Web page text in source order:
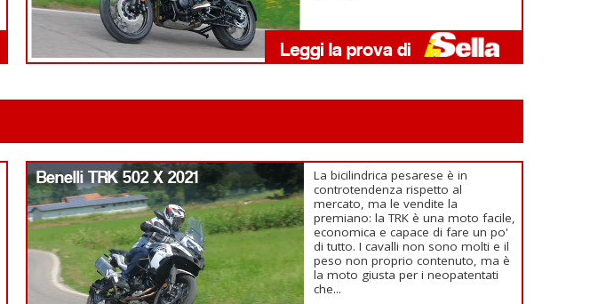
Benelli TRK 502 X 2021
La bicilindrica pesarese è in
controtendenza rispetto al
mercato, ma le vendite la
premiano: la TRK è una moto facile,
economica e capace di fare un po'
di tutto. I cavalli non sono molti e il
peso non proprio contenuto, ma è
la moto giusta per i neopatentati
che...